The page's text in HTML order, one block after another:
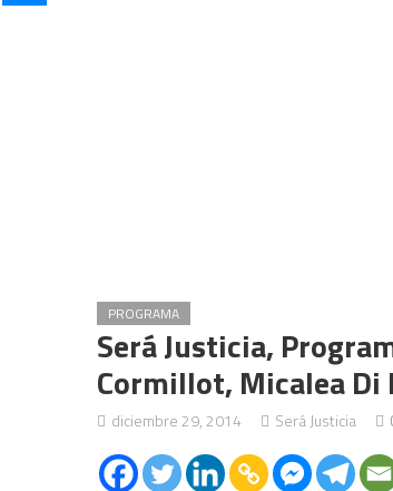
PROGRAMA
Será Justicia,
Cormillot, Micalea Di
diciembre 29, 2014 Será Justicia